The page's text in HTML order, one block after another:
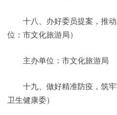
十八、办好委员提案，推动
位：市文化旅游局）
主办单位：市文化旅游局
十九、做好精准防疫，筑牢“
卫生健康委）